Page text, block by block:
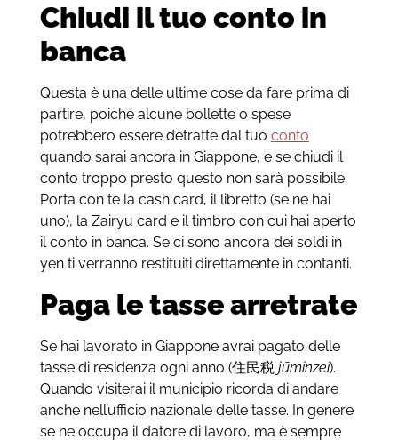
Chiudi il tuo conto in
banca
Questa è una delle ultime cose da fare prima di
partire, poiché alcune bollette o spese
potrebbero essere detratte dal tuo conto
quando sarai ancora in Giappone, e se chiudi il
conto troppo presto questo non sarà possibile.
Porta con te la cash card, il libretto (se ne hai
uno), la Zairyu card e il timbro con cui hai aperto
il conto in banca. Se ci sono ancora dei soldi in
yen ti verranno restituiti direttamente in contanti.
Paga le tasse arretrate
Se hai lavorato in Giappone avrai pagato delle
tasse di residenza ogni anno (住民税 jūminzei).
Quando visiterai il municipio ricorda di andare
anche nell’ufficio nazionale delle tasse. In genere
se ne occupa il datore di lavoro, ma è sempre